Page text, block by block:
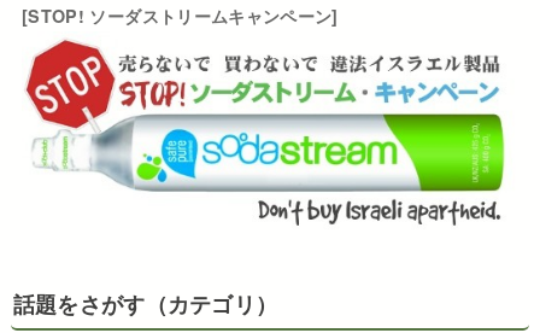
[STOP! ソーダストリームキャンペーン]
話題をさがす（カテゴリ）